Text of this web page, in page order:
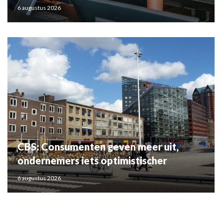
6 augustus 2026
CBS: Consumenten geven meer uit,
ondernemers iets optimistischer
6 augustus 2026